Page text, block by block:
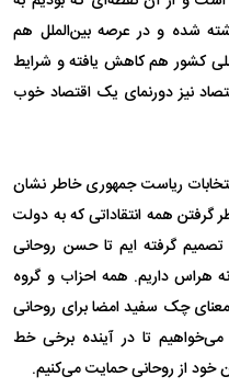
شده و در عرصه بین‌الملل هم
کشور هم کاهش یافته و شرایط
نیز دورنمای یک اقتصاد خوب
ریاست جمهوری خاطر نشان
گرفتن همه انتقاداتی که به دولت
گرفته ایم تا حسن روحانی
هراس داریم. همه احزاب و گروه
معنای چک سفید امضا برای روحانی
تا در آینده برخی خط
خود از روحانی حمایت می‌کنیم.